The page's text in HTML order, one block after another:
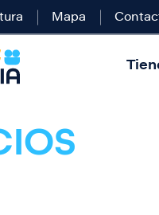
Mapa